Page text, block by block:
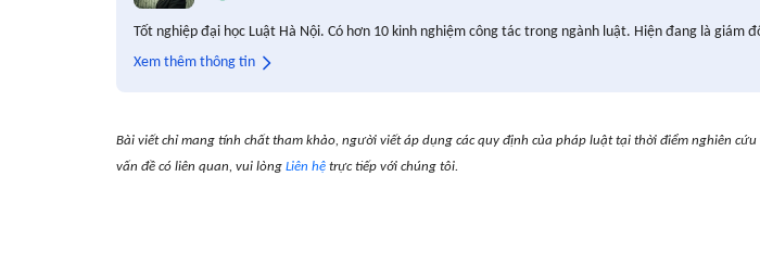
Tốt nghiệp đại học Luật Hà Nội. Có hơn 10 kinh nghiệm công tác trong ngành luật. Hiện đang là giám
Xem thêm thông tin
Bài viết chỉ mang tính chất tham khảo, người viết áp dụng các quy định của pháp luật tại thời điểm nghiên
vấn đề có liên quan, vui lòng Liên hệ trực tiếp với chúng tôi.